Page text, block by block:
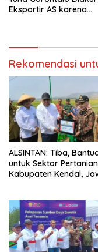
Eksportir AS karena
Rekomendasi
ALSINTAN: Tiba,
untuk Sektor
Kabupaten Kendal,